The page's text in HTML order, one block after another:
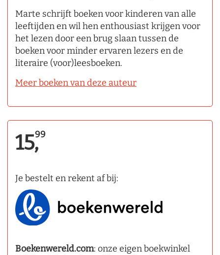
Marte schrijft boeken voor kinderen van alle
leeftijden en wil hen enthousiast krijgen voor
het lezen door een brug slaan tussen de
boeken voor minder ervaren lezers en de
literaire (voor)leesboeken.
Meer boeken van deze auteur
15,99
Je bestelt en rekent af bij:
Boekenwereld.com: onze eigen boekwinkel